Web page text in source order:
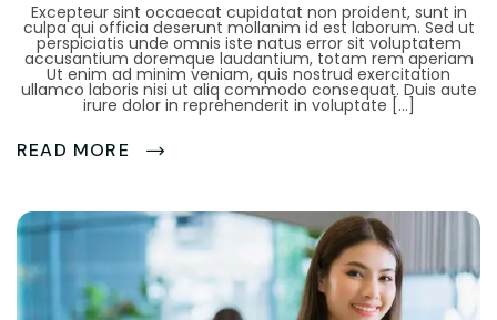
Excepteur sint occaecat cupidatat non proident, sunt in
culpa qui officia deserunt mollanim id est laborum. Sed ut
perspiciatis unde omnis iste natus error sit voluptatem
accusantium doremque laudantium, totam rem aperiam
Ut enim ad minim veniam, quis nostrud exercitation
ullamco laboris nisi ut aliq commodo consequat. Duis aute
irure dolor in reprehenderit in voluptate […]
READ MORE